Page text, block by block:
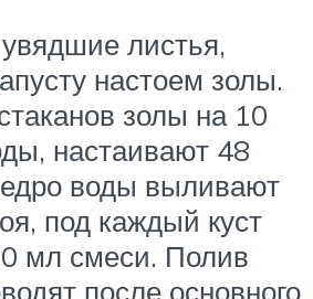
листья,
настоем золы.
золы на 10
настаивают 48
воды выливают
под каждый куст
мл смеси. Полив
после основного